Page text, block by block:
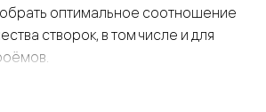
оптимальное соотношение
створок, в том числе и для